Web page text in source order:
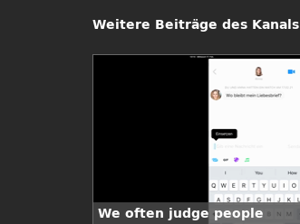
Weitere Beiträge des Kanals
We often judge people